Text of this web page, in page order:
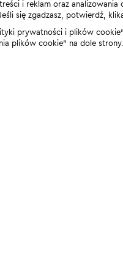
i reklam oraz
się zgadzasz, potwierdź,
prywatności i plików
plików cookie” na dole strony.